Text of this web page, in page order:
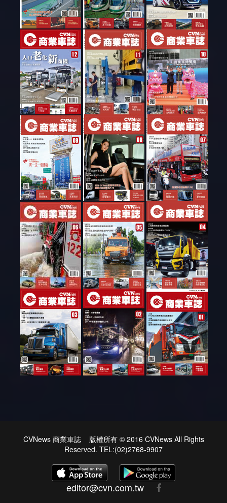
CVNews 商業車誌 版權所有 © 2016 CVNews All Rights
Reserved. TEL:(02)2768-9907
editor@cvn.com.tw